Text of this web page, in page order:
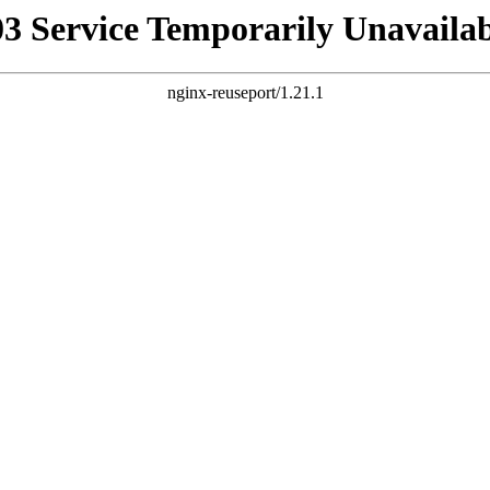
Service Temporarily
nginx-reuseport/1.21.1